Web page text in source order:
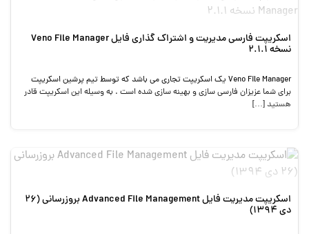
اسکریپت فارسی مدیریت و اشتراک گذاری فایل Veno File Manager
نسخه 2.1.1
Veno File Manager یک اسکریپت تجاری می باشد که توسط تیم پرشین اسکریپت
برای شما عزیزان فارسی سازی و بهینه سازی شده است . به وسیله این اسکریپت قادر
هستید […]
اسکریپت مدیریت فایل Advanced File Management بروزرسانی (26
دی 1394)